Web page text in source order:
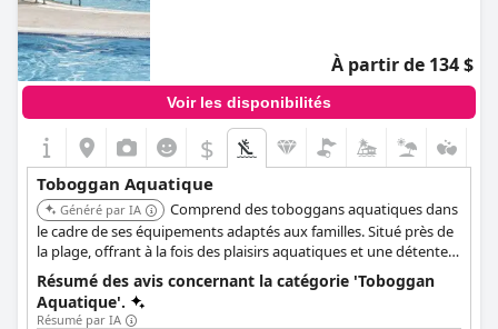
À partir de 134 $
Voir les disponibilités
$
Toboggan Aquatique
Généré par IA
Comprend des toboggans aquatiques dans
le cadre de ses équipements adaptés aux familles. Situé près de
la plage, offrant à la fois des plaisirs aquatiques et une détente
au bord de la mer.
Résumé des avis concernant la catégorie 'Toboggan
Aquatique'.
Résumé par IA